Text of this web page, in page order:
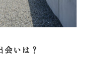
請求
いは？